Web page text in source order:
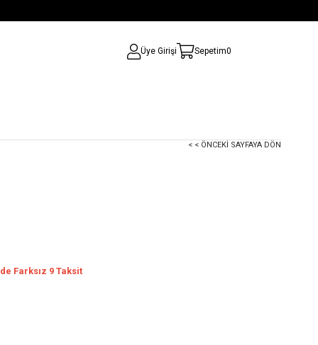
Üye Girişi Sepetim0
< < ÖNCEKI SAYFAYA DÖN
Farksız 9 Taksit